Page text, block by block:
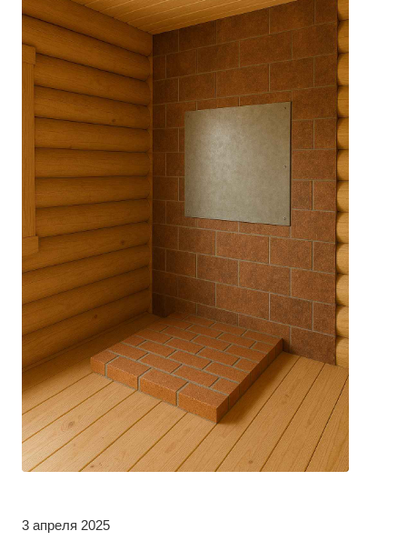
3 апреля 2025